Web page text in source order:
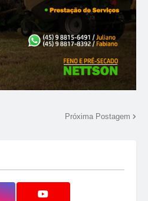
Próxima Postagem